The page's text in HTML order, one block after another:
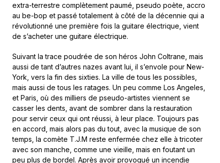
extra-terrestre complètement paumé, pseudo poète, accro
au be-bop et passé totalement à côté de la décennie qui a
révolutionné une première fois la guitare électrique, vient
de s’acheter une guitare électrique.
Suivant la trace poudrée de son héros John Coltrane, mais
aussi de tant d’autres nazes avant lui, il s’envole pour New-
York, vers la fin des sixties. La ville de tous les possibles,
mais aussi de tous les ratages. Un peu comme Los Angeles,
et Paris, où des milliers de pseudo-artistes viennent se
casser les dents, avant de sombrer dans la restauration
pour servir ceux qui ont réussi, à leur place. Toujours pas
en accord, mais alors pas du tout, avec la musique de son
temps, la comète T.J.M reste enfermée chez elle à tricoter
avec son manche, comme une vieille, mais en foutant un
peu plus de bordel. Après avoir provoqué un incendie